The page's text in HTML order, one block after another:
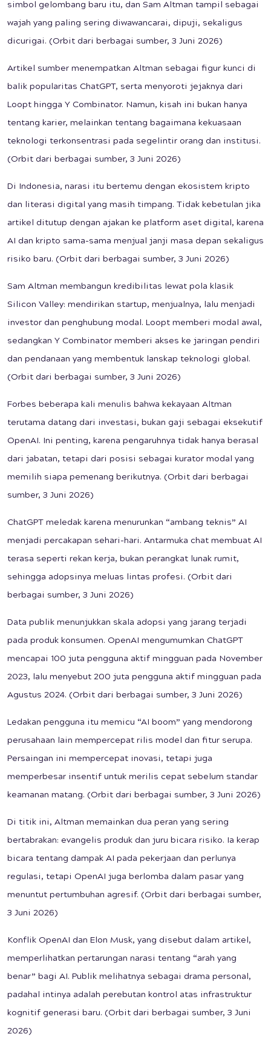
simbol gelombang baru itu, dan Sam Altman tampil sebagai
wajah yang paling sering diwawancarai, dipuji, sekaligus
dicurigai. (Orbit dari berbagai sumber, 3 Juni 2026)
Artikel sumber menempatkan Altman sebagai figur kunci di
balik popularitas ChatGPT, serta menyoroti jejaknya dari
Loopt hingga Y Combinator. Namun, kisah ini bukan hanya
tentang karier, melainkan tentang bagaimana kekuasaan
teknologi terkonsentrasi pada segelintir orang dan institusi.
(Orbit dari berbagai sumber, 3 Juni 2026)
Di Indonesia, narasi itu bertemu dengan ekosistem kripto
dan literasi digital yang masih timpang. Tidak kebetulan jika
artikel ditutup dengan ajakan ke platform aset digital, karena
AI dan kripto sama-sama menjual janji masa depan sekaligus
risiko baru. (Orbit dari berbagai sumber, 3 Juni 2026)
Sam Altman membangun kredibilitas lewat pola klasik
Silicon Valley: mendirikan startup, menjualnya, lalu menjadi
investor dan penghubung modal. Loopt memberi modal awal,
sedangkan Y Combinator memberi akses ke jaringan pendiri
dan pendanaan yang membentuk lanskap teknologi global.
(Orbit dari berbagai sumber, 3 Juni 2026)
Forbes beberapa kali menulis bahwa kekayaan Altman
terutama datang dari investasi, bukan gaji sebagai eksekutif
OpenAI. Ini penting, karena pengaruhnya tidak hanya berasal
dari jabatan, tetapi dari posisi sebagai kurator modal yang
memilih siapa pemenang berikutnya. (Orbit dari berbagai
sumber, 3 Juni 2026)
ChatGPT meledak karena menurunkan “ambang teknis” AI
menjadi percakapan sehari-hari. Antarmuka chat membuat AI
terasa seperti rekan kerja, bukan perangkat lunak rumit,
sehingga adopsinya meluas lintas profesi. (Orbit dari
berbagai sumber, 3 Juni 2026)
Data publik menunjukkan skala adopsi yang jarang terjadi
pada produk konsumen. OpenAI mengumumkan ChatGPT
mencapai 100 juta pengguna aktif mingguan pada November
2023, lalu menyebut 200 juta pengguna aktif mingguan pada
Agustus 2024. (Orbit dari berbagai sumber, 3 Juni 2026)
Ledakan pengguna itu memicu “AI boom” yang mendorong
perusahaan lain mempercepat rilis model dan fitur serupa.
Persaingan ini mempercepat inovasi, tetapi juga
memperbesar insentif untuk merilis cepat sebelum standar
keamanan matang. (Orbit dari berbagai sumber, 3 Juni 2026)
Di titik ini, Altman memainkan dua peran yang sering
bertabrakan: evangelis produk dan juru bicara risiko. Ia kerap
bicara tentang dampak AI pada pekerjaan dan perlunya
regulasi, tetapi OpenAI juga berlomba dalam pasar yang
menuntut pertumbuhan agresif. (Orbit dari berbagai sumber,
3 Juni 2026)
Konflik OpenAI dan Elon Musk, yang disebut dalam artikel,
memperlihatkan pertarungan narasi tentang “arah yang
benar” bagi AI. Publik melihatnya sebagai drama personal,
padahal intinya adalah perebutan kontrol atas infrastruktur
kognitif generasi baru. (Orbit dari berbagai sumber, 3 Juni
2026)